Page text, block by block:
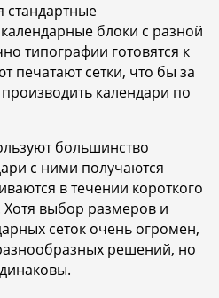
стандартные
блоки с разной
типографии готовятся к
печатают сетки, что бы за
календари по
большинство
с ними получаются
в течении короткого
Хотя выбор размеров и
сеток очень огромен,
решений, но